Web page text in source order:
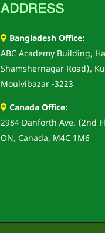
ADDRESS
Bangladesh Office:
ABC Academy Building,
Shamshernagar Road),
Moulvibazar -3223
Canada Office:
2984 Danforth Ave. (2nd
ON, Canada, M4C 1M6